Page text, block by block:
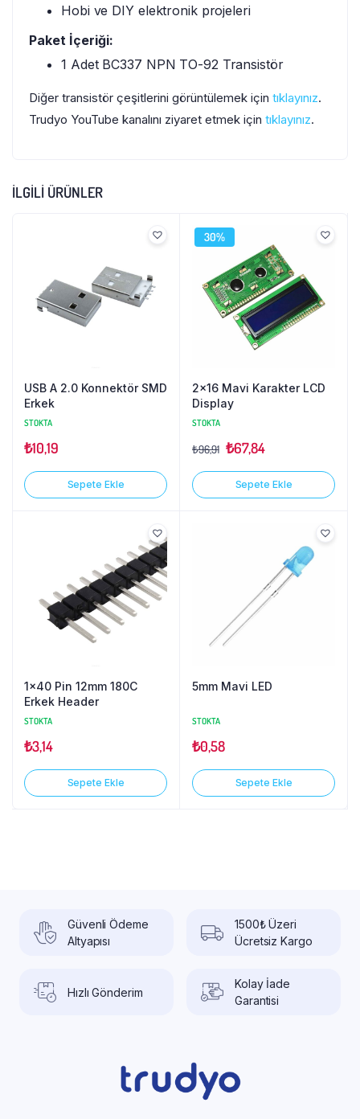
Hobi ve DIY elektronik projeleri
Paket İçeriği:
1 Adet BC337 NPN TO-92 Transistör
Diğer transistör çeşitlerini görüntülemek için tıklayınız.
Trudyo YouTube kanalını ziyaret etmek için tıklayınız.
İLGILI ÜRÜNLER
USB A 2.0 Konnektör SMD
Erkek
STOKTA
₺10,19
Sepete Ekle
30%
2×16 Mavi Karakter LCD
Display
STOKTA
₺96,91 ₺67,84
Sepete Ekle
1×40 Pin 12mm 180C
Erkek Header
STOKTA
₺3,14
Sepete Ekle
5mm Mavi LED
STOKTA
₺0,58
Sepete Ekle
Güvenli Ödeme
Altyapısı
1500₺ Üzeri
Ücretsiz Kargo
Hızlı Gönderim
Kolay İade
Garantisi